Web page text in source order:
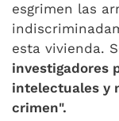
esgrimen las
esta vivienda.
investigadores
intelectuales y
crimen".